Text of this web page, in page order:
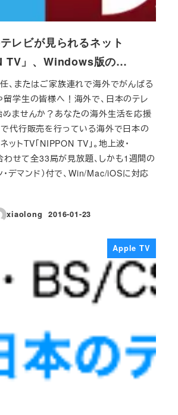
レビが見られるネット
TV」、Windows版の…
、またはご家族連れで海外でがんばる
学生の皆様へ！海外で、日本のテレ
ませんか？あなたの海外生活を応援
代行販売を行っている海外で日本の
ットTV「NIPPON TV」。地上波・
せて全33局が見放題、しかも1週間の
・デマンド）付で、Win/Mac/iOSに対応
xiaolong
投稿日
2016-01-23
Apple TV